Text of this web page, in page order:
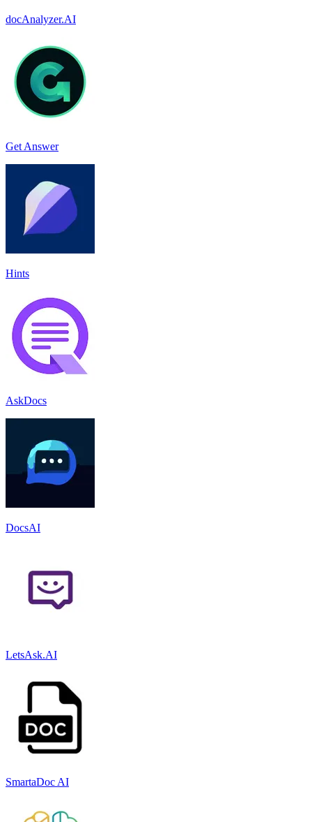
docAnalyzer.AI
Get Answer
Hints
AskDocs
DocsAI
LetsAsk.AI
SmartaDoc AI